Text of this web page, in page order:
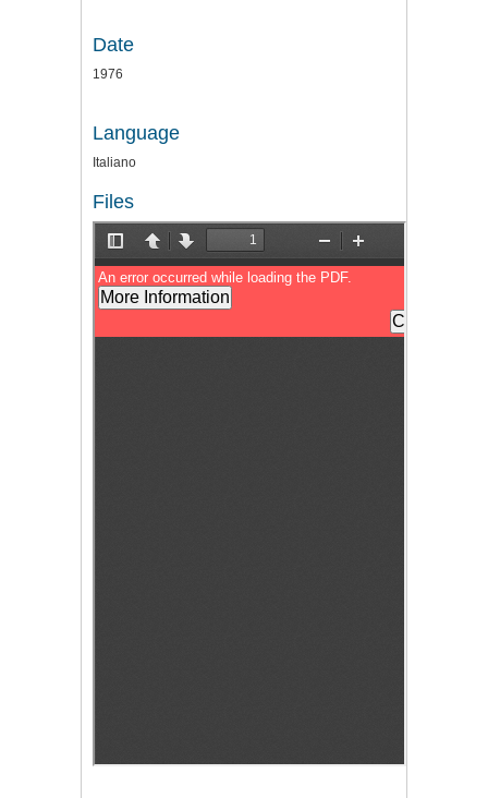
Date
1976
Language
Italiano
Files